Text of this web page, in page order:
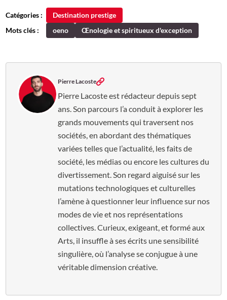
Catégories :
Destination prestige
Mots clés :
oeno Œnologie et spiritueux d'exception
Pierre Lacoste
Pierre Lacoste est rédacteur depuis sept
ans. Son parcours l’a conduit à explorer les
grands mouvements qui traversent nos
sociétés, en abordant des thématiques
variées telles que l’actualité, les faits de
société, les médias ou encore les cultures du
divertissement. Son regard aiguisé sur les
mutations technologiques et culturelles
l’amène à questionner leur influence sur nos
modes de vie et nos représentations
collectives. Curieux, exigeant, et formé aux
Arts, il insuffle à ses écrits une sensibilité
singulière, où l’analyse se conjugue à une
véritable dimension créative.